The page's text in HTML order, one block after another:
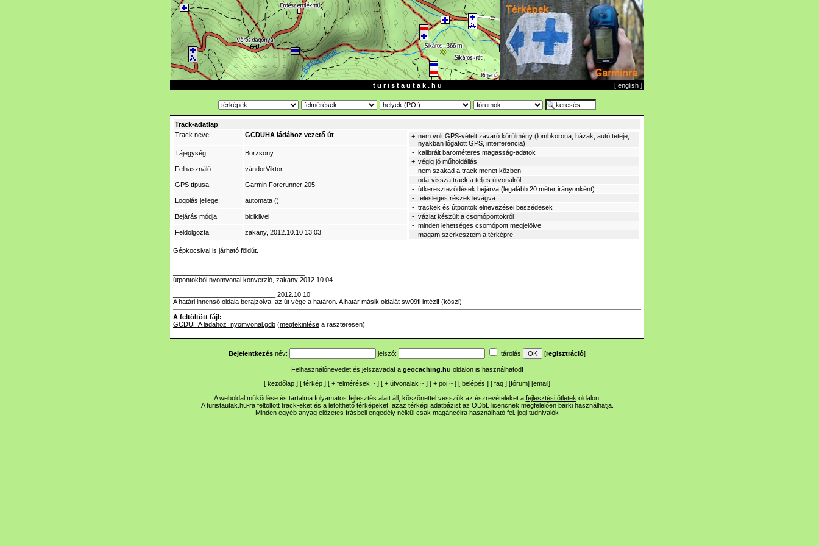
t u r i s t a u t a k . h u [ english ]
Track-adatlap
Track neve:
GCDUHA ládához vezető út + nem volt GPS-vételt zavaró körülmény (lombkorona, házak, autó teteje,
nyakban lógatott GPS, interferencia)
- kalibrált barométeres magasság-adatok
+ végig jó műholdállás
- nem szakad a track menet közben
- oda-vissza track a teljes útvonalról
- útkereszteződések bejárva (legalább 20 méter irányonként)
- felesleges részek levágva
- trackek és útpontok elnevezései beszédesek
- vázlat készült a csomópontokról
- minden lehetséges csomópont megjelölve
- magam szerkesztem a térképre
Tájegység: Börzsöny
Felhasználó: vándorViktor
GPS típusa: Garmin Forerunner 205
Logolás jellege: automata ()
Bejárás módja: biciklivel
Feldolgozta: zakany, 2012.10.10 13:03
Gépkocsival is járható földút.
útpontokból nyomvonal konverzió, zakany 2012.10.04.
____________________________ 2012.10.10
A határi innenső oldala berajzolva, az út vége a határon. A határ másik oldalát sw09fl intézi! (köszi)
A feltöltött fájl:
GCDUHA ladahoz_nyomvonal.gdb (megtekintése a raszteresen)
Bejelentkezés név: jelszó: tárolás [regisztráció]
Felhasználónevedet és jelszavadat a geocaching.hu oldalon is használhatod!
[ kezdőlap ] [ térkép ] [ + felmérések ~ ] [ + útvonalak ~ ] [ + poi ~ ] [ belépés ] [ faq ] [fórum] [email]
A weboldal működése és tartalma folyamatos fejlesztés alatt áll, köszönettel vesszük az észrevételeket a fejlesztési ötletek oldalon.
A turistautak.hu-ra feltöltött track-eket és a letölthető térképeket, azaz térképi adatbázist az ODbL licencnek megfelelően bárki használhatja.
Minden egyéb anyag előzetes írásbeli engedély nélkül csak magáncélra használható fel. jogi tudnivalók